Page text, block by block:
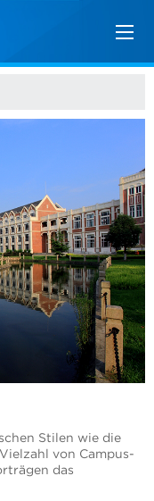
Stilen wie die
von Campus-
das